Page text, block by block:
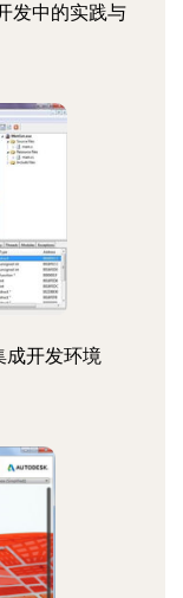
发中的实践与
成开发环境